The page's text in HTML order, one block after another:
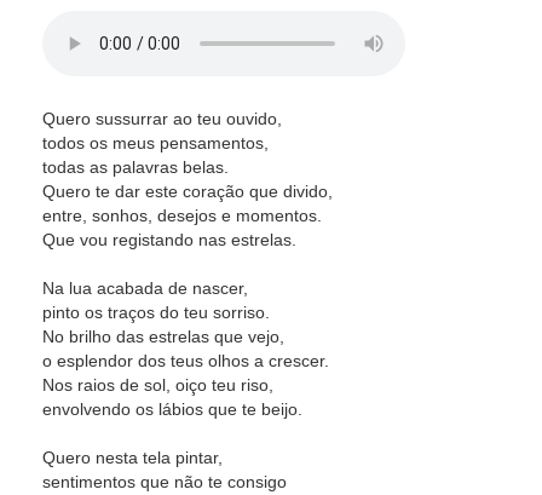
Quero sussurrar ao teu ouvido,
todos os meus pensamentos,
todas as palavras belas.
Quero te dar este coração que divido,
entre, sonhos, desejos e momentos.
Que vou registando nas estrelas.
Na lua acabada de nascer,
pinto os traços do teu sorriso.
No brilho das estrelas que vejo,
o esplendor dos teus olhos a crescer.
Nos raios de sol, oiço teu riso,
envolvendo os lábios que te beijo.
Quero nesta tela pintar,
sentimentos que não te consigo